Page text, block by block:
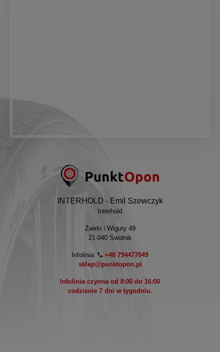
INTERHOLD - Emil Szewczyk
Interhold
Żwirki i Wigury 49
21-040 Świdnik
Infolinia:
+48 794477049
sklep@punktopon.pl
Infolinia czynna od 8:00 do 16:00
codzienie 7 dni w tygodniu.